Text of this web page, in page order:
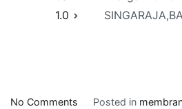
1.0
No Comments Posted in